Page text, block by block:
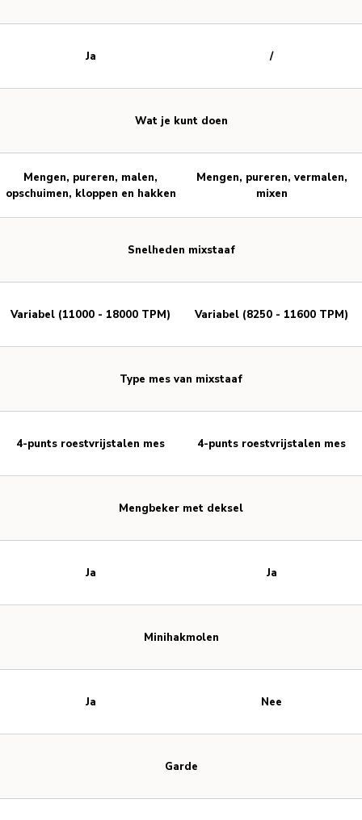
Wat je kunt doen
Snelheden mixstaaf
Type mes van mixstaaf
Mengbeker met deksel
Minihakmolen
Garde
Ja
Mengen, pureren, malen,
opschuimen, kloppen en hakken
Variabel (11000 - 18000 TPM)
4-punts roestvrijstalen mes
Ja
Ja
/
Mengen, pureren, vermalen,
mixen
Variabel (8250 - 11600 TPM)
4-punts roestvrijstalen mes
Ja
Nee